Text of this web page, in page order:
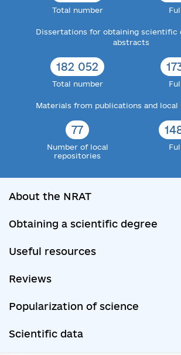
Total number
Dissertations for obtaining scientific
abstracts
182 052
Total number
Materials from publications and local
77
Number of local
repositories
About the NRAT
Obtaining a scientific degree
Useful resources
Reviews
Popularization of science
Scientific data